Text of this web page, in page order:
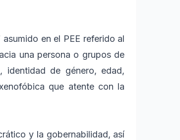
en el PEE referido al
una persona o grupos de
identidad de género, edad,
que atente con la
y la gobernabilidad, así